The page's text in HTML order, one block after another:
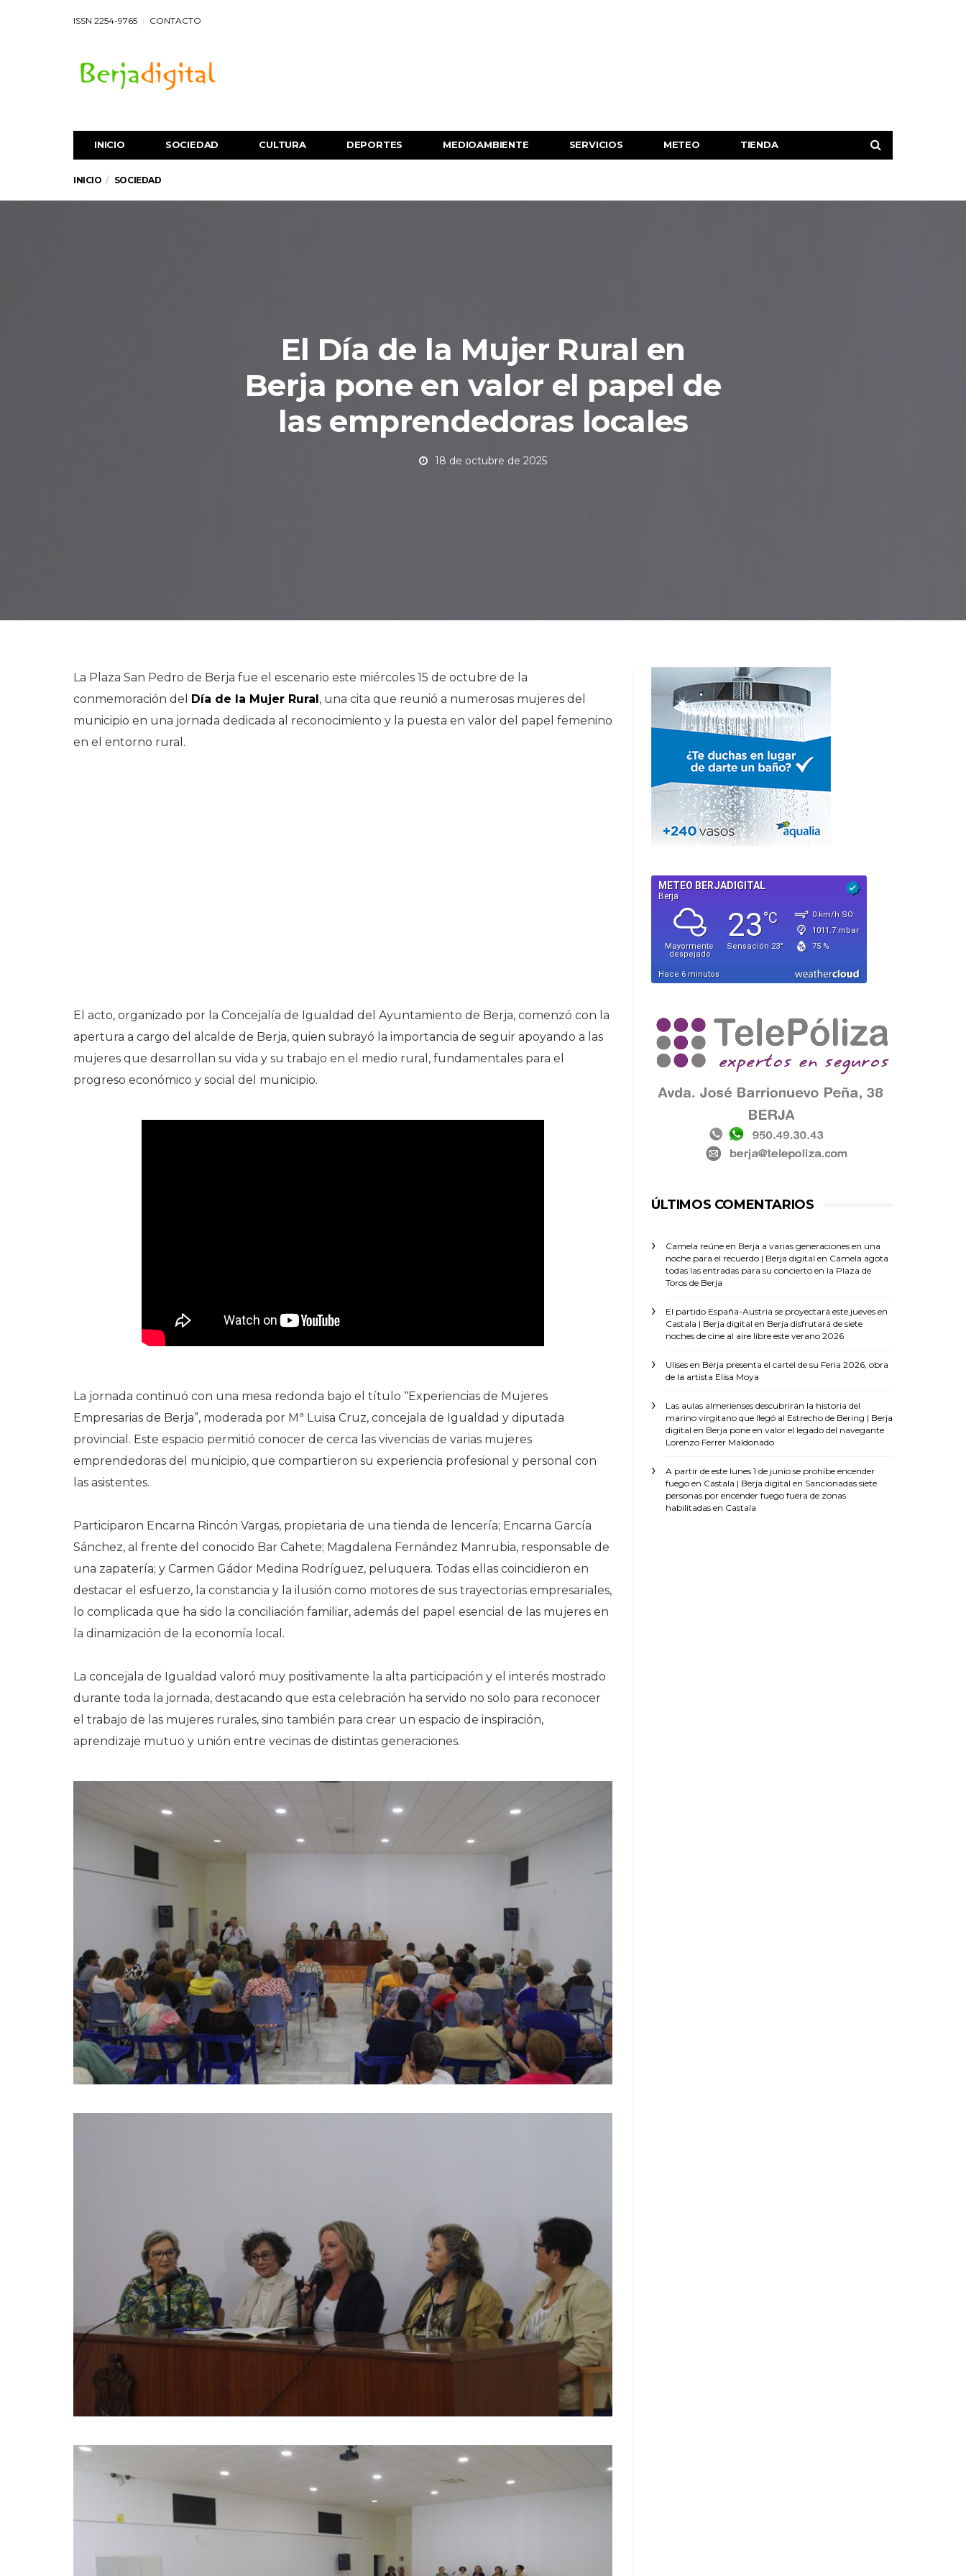
ISSN 2254-9765 CONTACTO
INICIO SOCIEDAD CULTURA DEPORTES MEDIOAMBIENTE SERVICIOS METEO TIENDA
INICIO SOCIEDAD
El Día de la Mujer Rural en
Berja pone en valor el papel de
las emprendedoras locales
18 de octubre de 2025
La Plaza San Pedro de Berja fue el escenario este miércoles 15 de octubre de la
conmemoración del Día de la Mujer Rural, una cita que reunió a numerosas mujeres del
municipio en una jornada dedicada al reconocimiento y la puesta en valor del papel femenino
en el entorno rural.
El acto, organizado por la Concejalía de Igualdad del Ayuntamiento de Berja, comenzó con la
apertura a cargo del alcalde de Berja, quien subrayó la importancia de seguir apoyando a las
mujeres que desarrollan su vida y su trabajo en el medio rural, fundamentales para el
progreso económico y social del municipio.
La jornada continuó con una mesa redonda bajo el título “Experiencias de Mujeres
Empresarias de Berja”, moderada por Mª Luisa Cruz, concejala de Igualdad y diputada
provincial. Este espacio permitió conocer de cerca las vivencias de varias mujeres
emprendedoras del municipio, que compartieron su experiencia profesional y personal con
las asistentes.
Participaron Encarna Rincón Vargas, propietaria de una tienda de lencería; Encarna García
Sánchez, al frente del conocido Bar Cahete; Magdalena Fernández Manrubia, responsable de
una zapatería; y Carmen Gádor Medina Rodríguez, peluquera. Todas ellas coincidieron en
destacar el esfuerzo, la constancia y la ilusión como motores de sus trayectorias empresariales,
lo complicada que ha sido la conciliación familiar, además del papel esencial de las mujeres en
la dinamización de la economía local.
La concejala de Igualdad valoró muy positivamente la alta participación y el interés mostrado
durante toda la jornada, destacando que esta celebración ha servido no solo para reconocer
el trabajo de las mujeres rurales, sino también para crear un espacio de inspiración,
aprendizaje mutuo y unión entre vecinas de distintas generaciones.
ÚLTIMOS COMENTARIOS
Camela reúne en Berja a varias generaciones en una
noche para el recuerdo | Berja digital en Camela agota
todas las entradas para su concierto en la Plaza de
Toros de Berja
El partido España-Austria se proyectará este jueves en
Castala | Berja digital en Berja disfrutará de siete
noches de cine al aire libre este verano 2026
Ulises en Berja presenta el cartel de su Feria 2026, obra
de la artista Elisa Moya
Las aulas almerienses descubrirán la historia del
marino virgitano que llegó al Estrecho de Bering | Berja
digital en Berja pone en valor el legado del navegante
Lorenzo Ferrer Maldonado
A partir de este lunes 1 de junio se prohíbe encender
fuego en Castala | Berja digital en Sancionadas siete
personas por encender fuego fuera de zonas
habilitadas en Castala